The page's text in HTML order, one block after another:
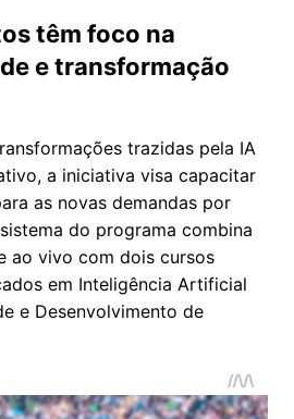
têm foco na
e transformação
trazidas pela IA
a iniciativa visa capacitar
as novas demandas por
do programa combina
ao vivo com dois cursos
em Inteligência Artificial
e Desenvolvimento de